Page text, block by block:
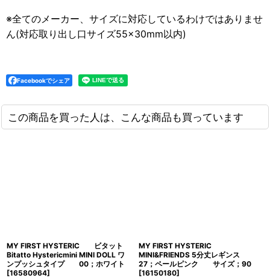
※全てのメーカー、サイズに対応しているわけではありませ
ん(対応取り出し口サイズ55×30mm以内)
Facebookでシェア
この商品を買った人は、こんな商品も買っています
MY FIRST HYSTERIC ビタット
Bitatto Hystericmini MINI DOLL ワ
ンプッシュタイプ 00；ホワイト
[16580964]
MY FIRST HYSTERIC
MINI&FRIENDS 5分丈レギンス
27；ペールピンク サイズ；90
[16150180]